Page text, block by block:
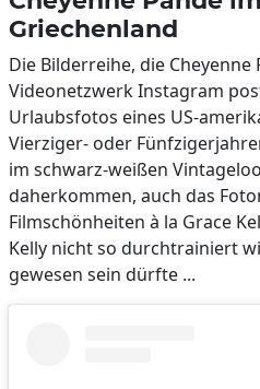
Griechenland
Die Bilderreihe, die
Videonetzwerk Instagram
Urlaubsfotos eines US-
Vierziger- oder
im schwarz-weißen
daherkommen, auch das
Filmschönheiten à la Grace
Kelly nicht so durchtrainiert
gewesen sein dürfte ...